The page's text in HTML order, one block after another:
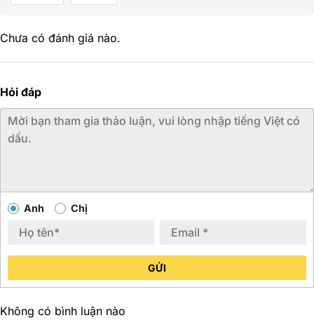
Chưa có đánh giá nào.
Hỏi đáp
Anh Chị
GỬI
Không có bình luận nào